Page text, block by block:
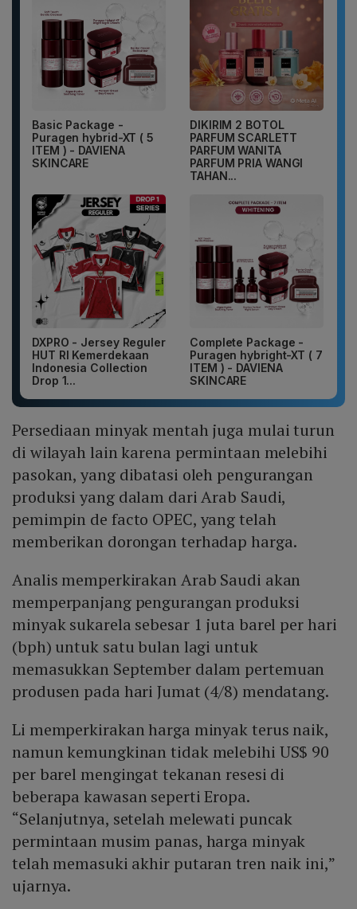
Basic Package -
Puragen hybrid-XT ( 5
ITEM ) - DAVIENA
SKINCARE
DIKIRIM 2 BOTOL
PARFUM SCARLETT
PARFUM WANITA
PARFUM PRIA WANGI
TAHAN...
DXPRO - Jersey Reguler
HUT RI Kemerdekaan
Indonesia Collection
Drop 1...
Complete Package -
Puragen hybright-XT ( 7
ITEM ) - DAVIENA
SKINCARE
Persediaan minyak mentah juga mulai turun
di wilayah lain karena permintaan melebihi
pasokan, yang dibatasi oleh pengurangan
produksi yang dalam dari Arab Saudi,
pemimpin de facto OPEC, yang telah
memberikan dorongan terhadap harga.
Analis memperkirakan Arab Saudi akan
memperpanjang pengurangan produksi
minyak sukarela sebesar 1 juta barel per hari
(bph) untuk satu bulan lagi untuk
memasukkan September dalam pertemuan
produsen pada hari Jumat (4/8) mendatang.
Li memperkirakan harga minyak terus naik,
namun kemungkinan tidak melebihi US$ 90
per barel mengingat tekanan resesi di
beberapa kawasan seperti Eropa.
“Selanjutnya, setelah melewati puncak
permintaan musim panas, harga minyak
telah memasuki akhir putaran tren naik ini,”
ujarnya.